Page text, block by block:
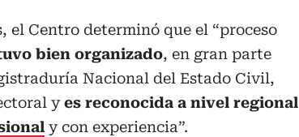
el Centro determinó que el “proceso
bien organizado, en gran parte
Nacional del Estado Civil,
yes reconocida a nivel regional
y con experiencia”.